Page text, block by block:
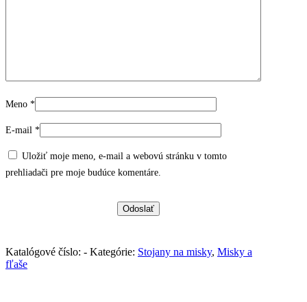
Meno *
E-mail *
Uložiť moje meno, e-mail a webovú stránku v tomto
prehliadači pre moje budúce komentáre.
Katalógové číslo: - Kategórie: Stojany na misky, Misky a
fľaše